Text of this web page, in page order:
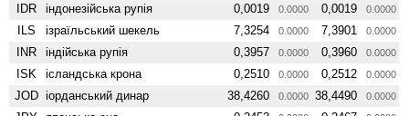
IDR індонезійська рупія 0,0019 0.0000 0,0019 0.0000
ILS ізраїльський шекель 7,3254 0.0000 7,3901 0.0000
INR індійська рупія 0,3957 0.0000 0,3960 0.0000
ISK ісландська крона 0,2510 0.0000 0,2512 0.0000
JOD іорданський динар 38,4260 0.0000 38,4490 0.0000